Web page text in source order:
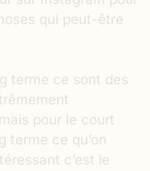
qui peut-être
terme ce sont des
pour le court
terme ce qu’on
c’est le